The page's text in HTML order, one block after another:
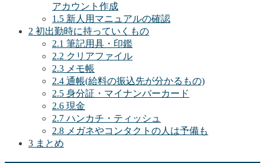
アカウント作成
1.5 新人用マニュアルの確認
2 初出勤時に持っていくもの
2.1 筆記用具・印鑑
2.2 クリアファイル
2.3 メモ帳
2.4 通帳(給料の振込先が分かるもの)
2.5 身分証・マイナンバーカード
2.6 現金
2.7 ハンカチ・ティッシュ
2.8 メガネやコンタクトの人は予備も
3 まとめ